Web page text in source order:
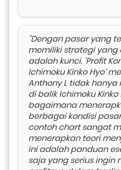
"Dengan pasar yang
memiliki strategi
adalah kunci. 'Profit
Ichimoku Kinko Hyo'
Anthony L tidak
di balik Ichimoku
bagaimana
berbagai kondisi
contoh chart sangat
menerapkan teori
ini adalah panduan
saja yang serius ingin